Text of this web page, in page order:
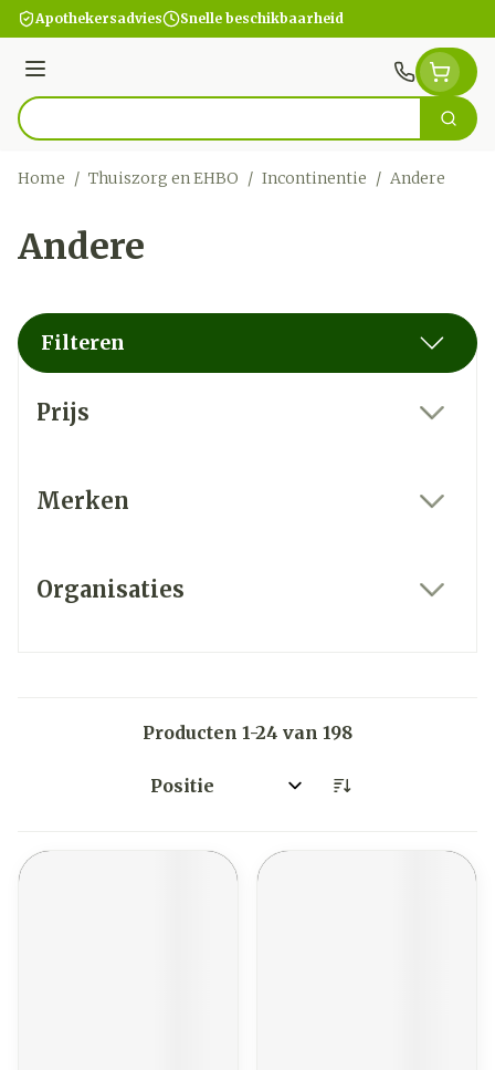
Ga naar de inhoud
Apothekersadvies Snelle beschikbaarheid
Menu
Product, merk, categorie... Zoek
Home / Thuiszorg en EHBO / Incontinentie / Andere
Andere
Filteren
Prijs
Merken
Organisaties
Producten 1-24 van 198
Sorteer op: